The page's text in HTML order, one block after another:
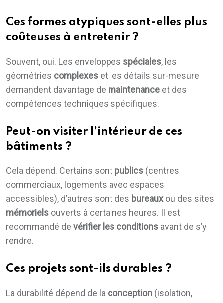
Ces formes atypiques sont-elles plus
coûteuses à entretenir ?
Souvent, oui. Les enveloppes spéciales, les
géométries complexes et les détails sur-mesure
demandent davantage de maintenance et des
compétences techniques spécifiques.
Peut-on visiter l’intérieur de ces
bâtiments ?
Cela dépend. Certains sont publics (centres
commerciaux, logements avec espaces
accessibles), d’autres sont des bureauxou des sites
mémoriels ouverts à certaines heures. Il est
recommandé de vérifier les conditions avant de s’y
rendre.
Ces projets sont-ils durables ?
La durabilité dépend de la conception (isolation,